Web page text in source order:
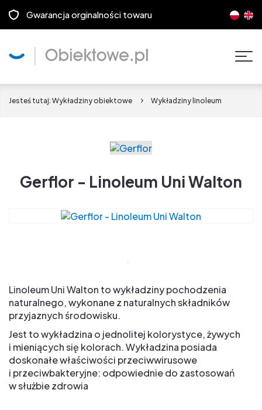
Gwarancja orginalności towaru
Jesteś tutaj: Wykładziny obiektowe Wykładziny linoleum
Gerflor - Linoleum Uni Walton
Linoleum Uni Walton to wykładziny pochodzenia
naturalnego, wykonane z naturalnych składników
przyjaznych środowisku.
Jest to wykładzina o jednolitej kolorystyce, żywych
i mieniących się kolorach. Wykładzina posiada
doskonałe właściwości przeciwwirusowe
i przeciwbakteryjne: odpowiednie do zastosowań
w służbie zdrowia